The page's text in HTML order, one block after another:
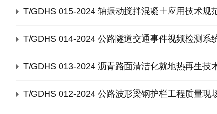
T/GDHS 015-2024 轴振动搅拌混凝土应用技术规
T/GDHS 014-2024 公路隧道交通事件视频检测系
T/GDHS 013-2024 沥青路面清洁化就地热再生技
T/GDHS 012-2024 公路波形梁钢护栏工程质量现